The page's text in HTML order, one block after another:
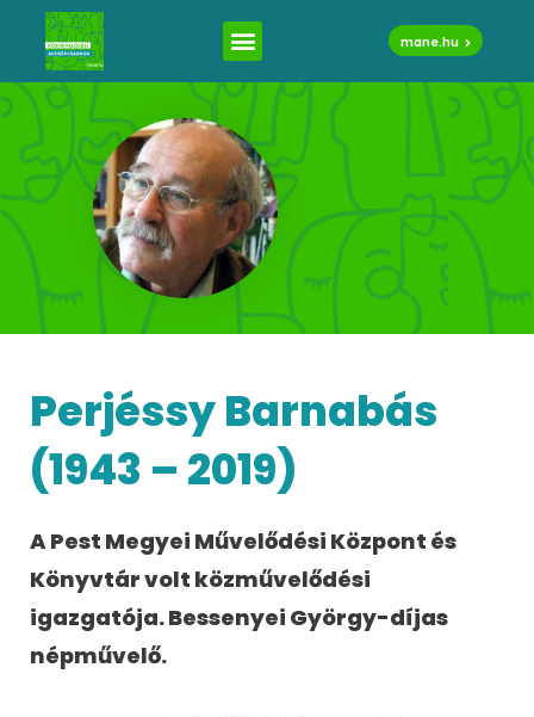
mane.hu
Perjéssy Barnabás
(1943 – 2019)
A Pest Megyei Művelődési Központ és
Könyvtár volt közművelődési
igazgatója. Bessenyei György-díjas
népművelő.